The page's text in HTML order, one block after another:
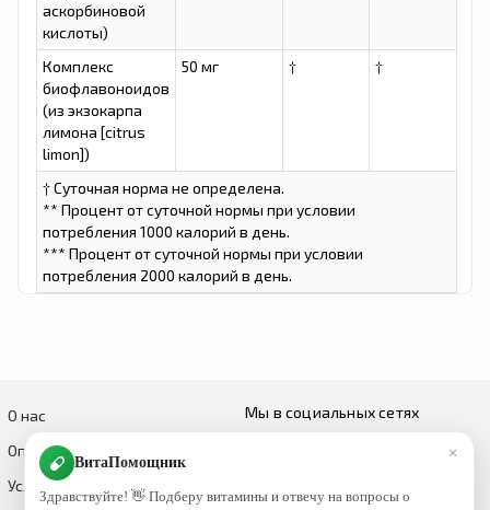
аскорбиновой
кислоты)
Комплекс
биофлавоноидов
(из экзокарпа
лимона [citrus
limon])
50 мг † †
† Суточная норма не определена.
** Процент от суточной нормы при условии
потребления 1000 калорий в день.
*** Процент от суточной нормы при условии
потребления 2000 калорий в день.
О нас
Оплата и доставка
Условия возврата и обмена
Мы в социальных сетях
×
ВитаПомощник
Здравствуйте! 👋 Подберу витамины и отвечу на вопросы о